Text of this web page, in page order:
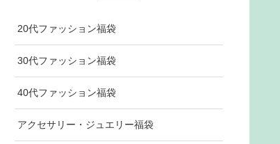
20代ファッション福袋
30代ファッション福袋
40代ファッション福袋
アクセサリー・ジュエリー福袋